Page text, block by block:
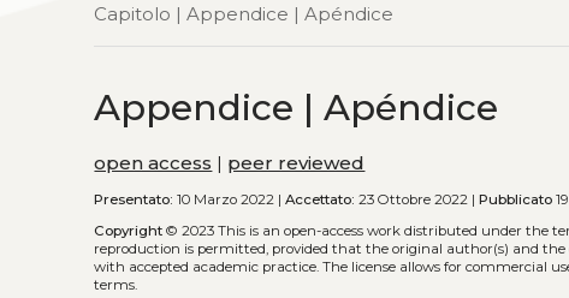
Capitolo | Appendice | Apéndice
Appendice | Apéndice
open access | peer reviewed
Presentato: 10 Marzo 2022 |Accettato: 23 Ottobre 2022 |Pubblicato
Copyright © 2023This is an open-access work distributed under the
reproduction is permitted, provided that the original author(s) and
with accepted academic practice. The license allows for commercial
terms.